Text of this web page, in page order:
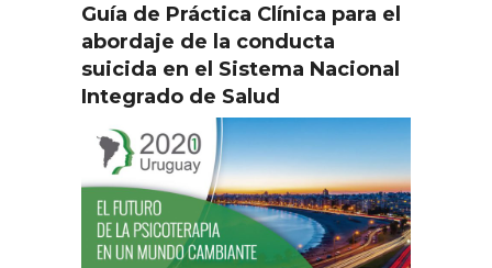
Guía de Práctica Clínica para el
abordaje de la conducta
suicida en el Sistema Nacional
Integrado de Salud